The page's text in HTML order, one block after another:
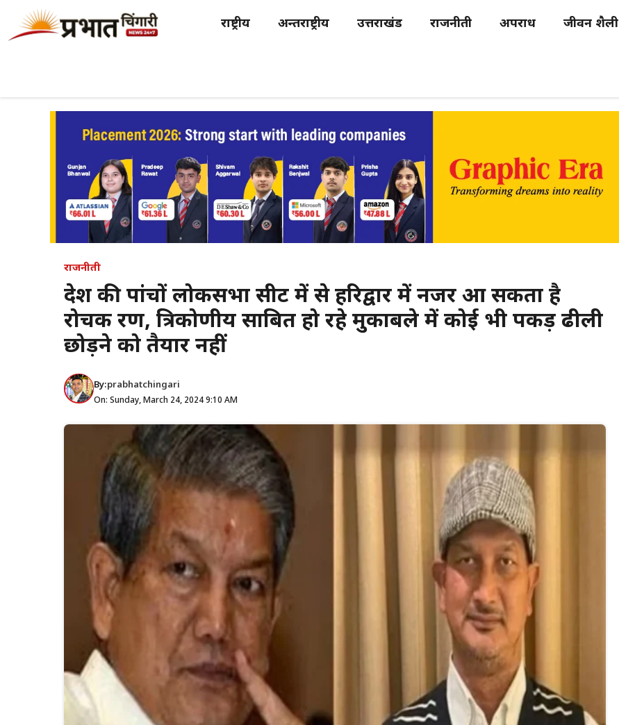
राष्ट्रीय अन्तर्राष्ट्रीय उत्तराखंड राजनीती अपराध जीवन शैली
राजनीती
प्रदेश की पांचों लोकसभा सीट में से हरिद्वार में नजर आ सकता है
रोचक रण, त्रिकोणीय साबित हो रहे मुकाबले में कोई भी पकड़ ढीली
छोड़ने को तैयार नहीं
By:prabhatchingari
On: Sunday, March 24, 2024 9:10 AM